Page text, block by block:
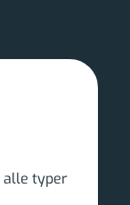
alle typer